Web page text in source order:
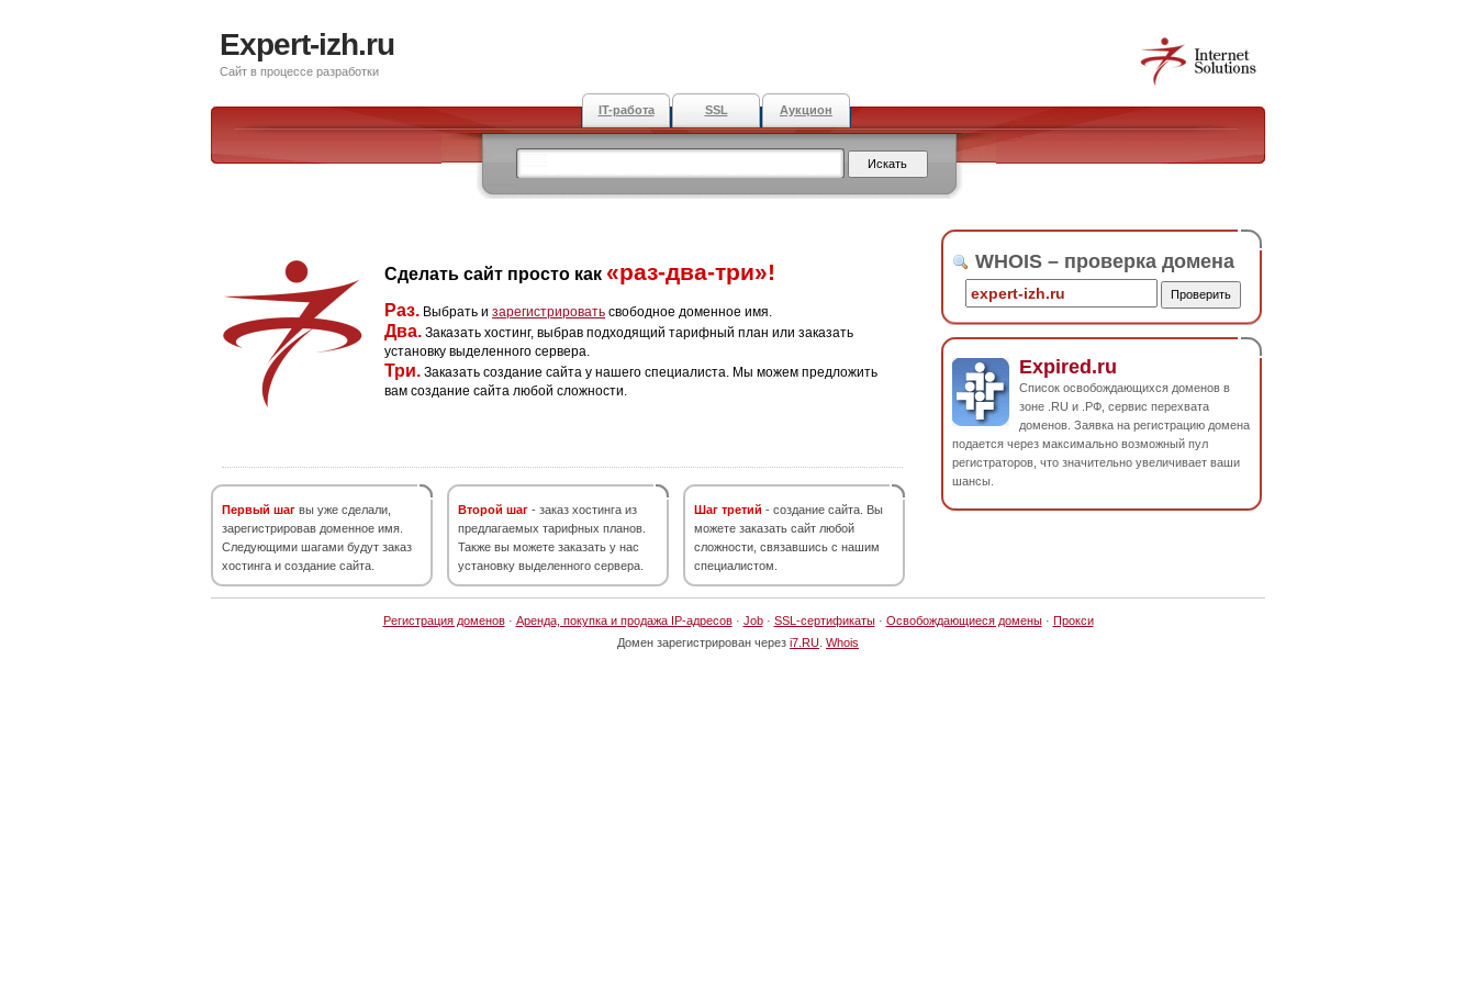
Expert-izh.ru
Сайт в процессе разработки
IT-работа SSL Аукцион
Сделать сайт просто как «раз-два-три»!
Раз. Выбрать и зарегистрировать свободное доменное имя.
Два. Заказать хостинг, выбрав подходящий тарифный план или заказать
установку выделенного сервера.
Три. Заказать создание сайта у нашего специалиста. Мы можем предложить
вам создание сайта любой сложности.
Первый шаг вы уже сделали,
зарегистрировав доменное имя.
Следующими шагами будут заказ
хостинга и создание сайта.
Второй шаг - заказ хостинга из
предлагаемых тарифных планов.
Также вы можете заказать у нас
установку выделенного сервера.
Шаг третий - создание сайта. Вы
можете заказать сайт любой
сложности, связавшись с нашим
специалистом.
WHOIS – проверка домена
Expired.ru
Список освобождающихся доменов в
зоне .RU и .РФ, сервис перехвата
доменов. Заявка на регистрацию домена
подается через максимально возможный пул
регистраторов, что значительно увеличивает ваши
шансы.
Регистрация доменов· Аренда, покупка и продажа IP-адресов· Job· SSL-сертификаты· Освобождающиеся домены· Прокси
Домен зарегистрирован через i7.RU Whois